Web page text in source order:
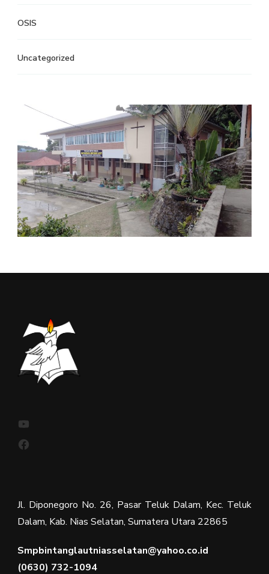
OSIS
Uncategorized
Jl. Diponegoro No. 26, Pasar Teluk Dalam, Kec. Teluk
Dalam, Kab. Nias Selatan, Sumatera Utara 22865
Smpbintanglautniasselatan@yahoo.co.id
(0630) 732-1094